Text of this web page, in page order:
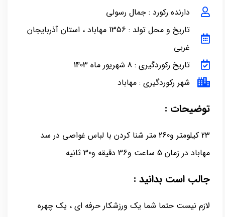
دارنده رکورد : جمال رسولی
تاریخ و محل تولد : 1356 مهاباد ، استان آذربایجان
غربی
تاریخ رکوردگیری : 8 شهریور ماه 1403
شهر رکوردگیری : مهاباد
توضیحات :
23 کیلومتر و260 متر شنا کردن با لباس غواصی در سد
مهاباد در زمان 5 ساعت و36 دقیقه و30 ثانیه
جالب است بدانید :
لازم نیست حتما شما یک ورزشکار حرفه ای ، یک چهره